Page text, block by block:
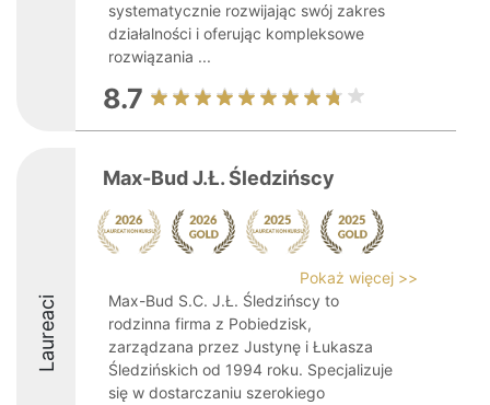
systematycznie rozwijając swój zakres
działalności i oferując kompleksowe
rozwiązania ...
8.7
Laureaci
Max-Bud J.Ł. Śledzińscy
Pokaż więcej >>
Max-Bud S.C. J.Ł. Śledzińscy to
rodzinna firma z Pobiedzisk,
zarządzana przez Justynę i Łukasza
Śledzińskich od 1994 roku. Specjalizuje
się w dostarczaniu szerokiego